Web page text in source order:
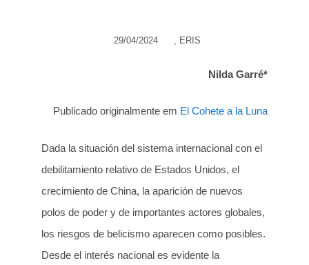
29/04/2024 ERIS
Nilda Garré*
Publicado originalmente em El Cohete a la Luna
Dada la situación del sistema internacional con el
debilitamiento relativo de Estados Unidos, el
crecimiento de China, la aparición de nuevos
polos de poder y de importantes actores globales,
los riesgos de belicismo aparecen como posibles.
Desde el interés nacional es evidente la